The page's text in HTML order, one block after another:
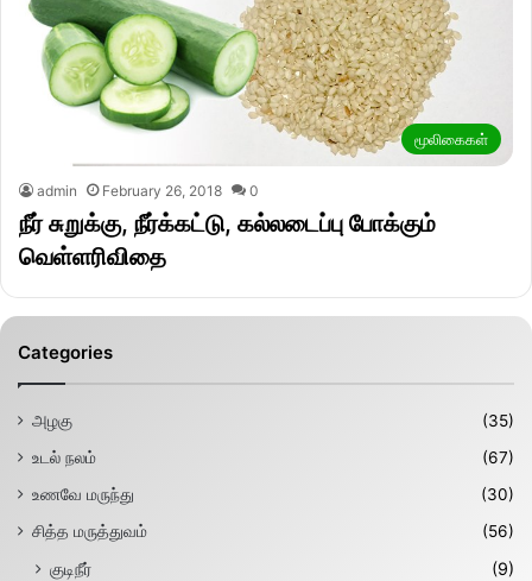
மூலிகைகள்
admin February 26, 2018 0
நீர் சுறுக்கு, நீர்க்கட்டு, கல்லடைப்பு போக்கும்
வெள்ளரிவிதை
Categories
அழகு
(35)
உடல் நலம்
(67)
உணவே மருந்து
(30)
சித்த மருத்துவம்
(56)
குடிநீர்
(9)